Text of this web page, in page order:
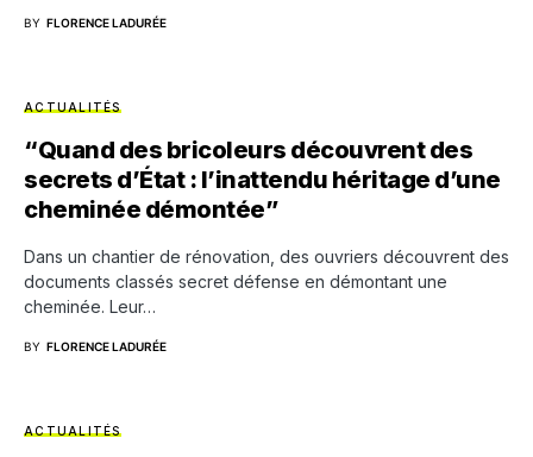
BY FLORENCE LADURÉE
ACTUALITÉS
“Quand des bricoleurs découvrent des
secrets d’État : l’inattendu héritage d’une
cheminée démontée”
Dans un chantier de rénovation, des ouvriers découvrent des
documents classés secret défense en démontant une
cheminée. Leur…
BY FLORENCE LADURÉE
ACTUALITÉS